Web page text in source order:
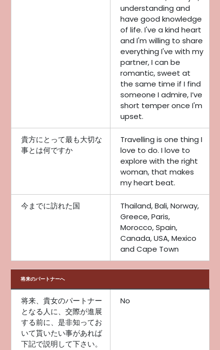
understanding and
have good knowledge
of life. I've a kind heart
and I'm willing to share
everything I've with my
partner, I can be
romantic, sweet at
the same time if I find
someone I admire, I’ve
short temper once I'm
upset.
貴方にとって最も大切な
事とは何ですか
Travelling is one thing I
love to do. I love to
explore with the right
woman, that makes
my heart beat.
今までに訪れた国
Thailand, Bali, Norway,
Greece, Paris,
Morocco, Spain,
Canada, USA, Mexico
and Cape Town
将来のパートナーへ
将来、貴女のパートナー
となる人に、交際が進展
する前に、是非知ってお
いて貰いたい事があれば
下記で説明して下さい。
No